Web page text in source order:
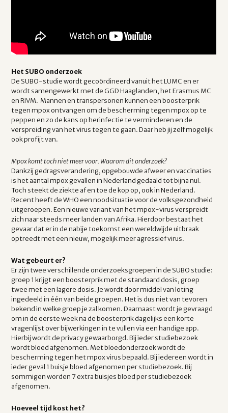
Het SUBO onderzoek
De SUBO-studie wordt gecoördineerd vanuit het LUMC en er
wordt samengewerkt met de GGD Haaglanden, het Erasmus MC
en RIVM. Mannen en transpersonen kunnen een boosterprik
tegen mpox ontvangen om de bescherming tegen mpox op te
peppen en zo de kans op herinfectie te verminderen en de
verspreiding van het virus tegen te gaan. Daar heb jij zelf mogelijk
ook profijt van.
Mpox komt toch niet meer voor. Waarom dit onderzoek?
Dankzij gedragsverandering, opgebouwde afweer en vaccinaties
is het aantal mpox gevallen in Nederland gedaald tot bijna nul.
Toch steekt de ziekte af en toe de kop op, ook in Nederland.
Recent heeft de WHO een noodsituatie voor de volksgezondheid
uitgeroepen. Een nieuwe variant van het mpox-virus verspreidt
zich naar steeds meer landen van Afrika. Hierdoor bestaat het
gevaar dat er in de nabije toekomst een wereldwijde uitbraak
optreedt met een nieuw, mogelijk meer agressief virus.
Wat gebeurt er?
Er zijn twee verschillende onderzoeksgroepen in de SUBO studie:
groep 1 krijgt een boosterprik met de standaard dosis, groep
twee met een lagere dosis. Je wordt door middel van loting
ingedeeld in één van beide groepen. Het is dus niet van tevoren
bekend in welke groep je zal komen. Daarnaast wordt je gevraagd
om in de eerste week na de boosterprik dagelijks een korte
vragenlijst over bijwerkingen in te vullen via een handige app.
Hierbij wordt de privacy gewaarborgd. Bij ieder studiebezoek
wordt bloed afgenomen. Met bloedonderzoek wordt de
bescherming tegen het mpox virus bepaald. Bij iedereen wordt in
ieder geval 1 buisje bloed afgenomen per studiebezoek. Bij
sommigen worden 7 extra buisjes bloed per studiebezoek
afgenomen.
Hoeveel tijd kost het?